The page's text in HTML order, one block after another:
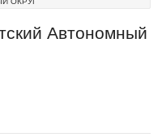
Автономный